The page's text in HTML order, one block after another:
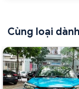
Cùng loại